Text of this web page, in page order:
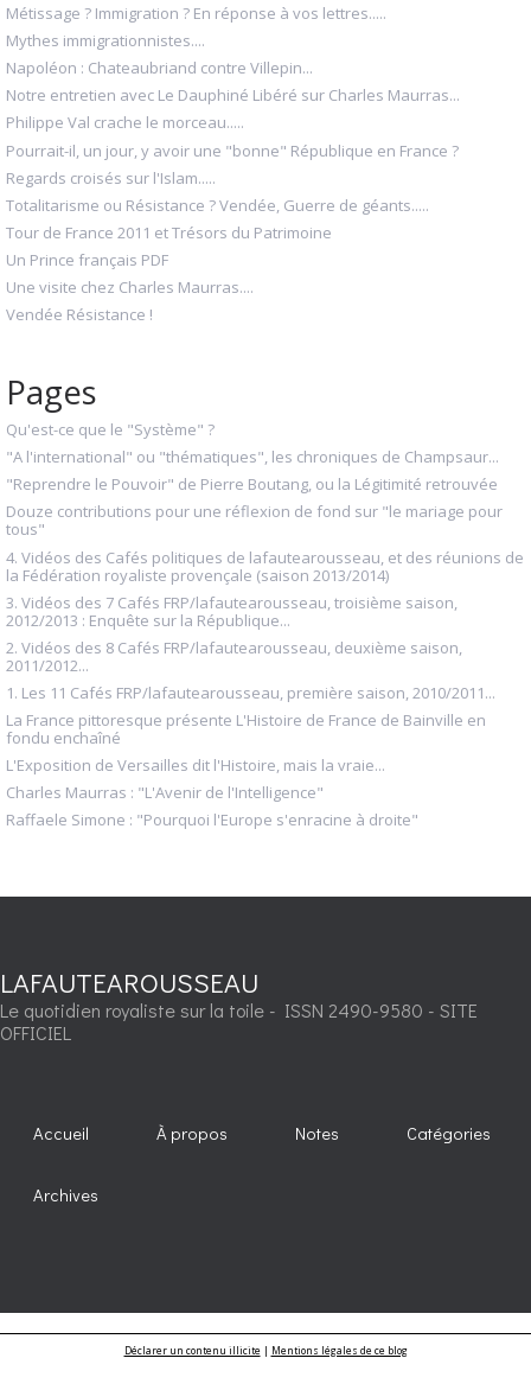
Métissage ? Immigration ? En réponse à vos lettres.....
Mythes immigrationnistes....
Napoléon : Chateaubriand contre Villepin...
Notre entretien avec Le Dauphiné Libéré sur Charles Maurras...
Philippe Val crache le morceau.....
Pourrait-il, un jour, y avoir une "bonne" République en France ?
Regards croisés sur l'Islam.....
Totalitarisme ou Résistance ? Vendée, Guerre de géants.....
Tour de France 2011 et Trésors du Patrimoine
Un Prince français PDF
Une visite chez Charles Maurras....
Vendée Résistance !
Pages
Qu'est-ce que le "Système" ?
"A l'international" ou "thématiques", les chroniques de Champsaur...
"Reprendre le Pouvoir" de Pierre Boutang, ou la Légitimité retrouvée
Douze contributions pour une réflexion de fond sur "le mariage pour
tous"
4. Vidéos des Cafés politiques de lafautearousseau, et des réunions de
la Fédération royaliste provençale (saison 2013/2014)
3. Vidéos des 7 Cafés FRP/lafautearousseau, troisième saison,
2012/2013 : Enquête sur la République...
2. Vidéos des 8 Cafés FRP/lafautearousseau, deuxième saison,
2011/2012...
1. Les 11 Cafés FRP/lafautearousseau, première saison, 2010/2011...
La France pittoresque présente L'Histoire de France de Bainville en
fondu enchaîné
L'Exposition de Versailles dit l'Histoire, mais la vraie...
Charles Maurras : "L'Avenir de l'Intelligence"
Raffaele Simone : "Pourquoi l'Europe s'enracine à droite"
LAFAUTEAROUSSEAU
Le quotidien royaliste sur la toile - ISSN 2490-9580 - SITE
OFFICIEL
Accueil À propos Notes Catégories
Archives
Déclarer un contenu illicite| Mentions légales de ce blog